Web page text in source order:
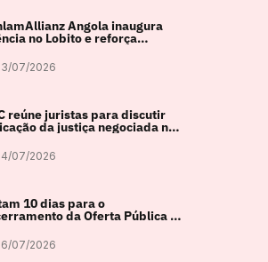
Angola inaugura
no Lobito e reforça
com os clientes
07/2026
reúne juristas para discutir
da justiça negociada nas
07/2026
10 dias para o
da Oferta Pública de
07/2026